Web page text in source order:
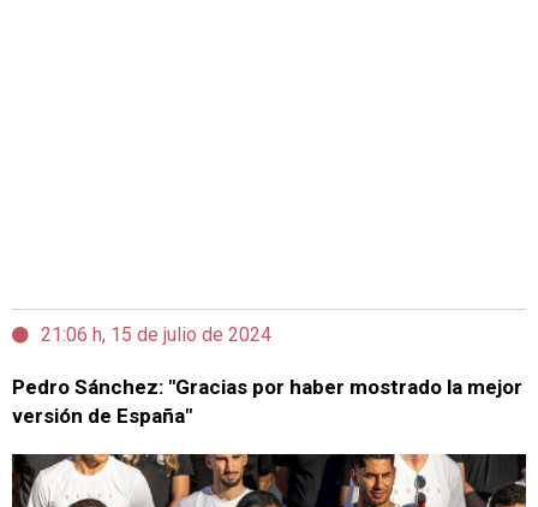
21:06 h, 15 de julio de 2024
Pedro Sánchez: "Gracias por haber mostrado la mejor
versión de España"